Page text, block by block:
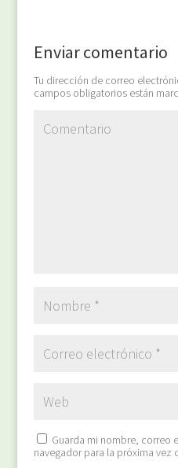
Enviar comentario
Tu dirección de correo
campos obligatorios están
Guarda mi nombre, correo
navegador para la próxima vez